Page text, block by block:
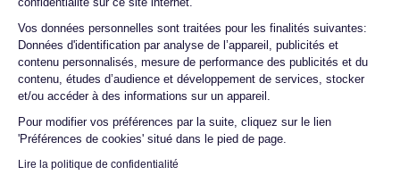
Vos données personnelles sont traitées pour les finalités suivantes:
Données d'identification par analyse de l’appareil, publicités et
contenu personnalisés, mesure de performance des publicités et du
contenu, études d’audience et développement de services, stocker
et/ou accéder à des informations sur un appareil.
Pour modifier vos préférences par la suite, cliquez sur le lien
'Préférences de cookies' situé dans le pied de page.
Lire la politique de confidentialité
Axeptio consent
Comment demander un retour ?
Comment puis-je contacter le service
client ?